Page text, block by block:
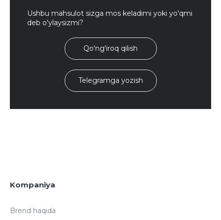
Ushbu mahsulot sizga mos keladimi yoki yo'qmi
deb o'ylaysizmi?
Qo'ng'iroq qilish
Telegramga yozish
Kompaniya
Brend haqida